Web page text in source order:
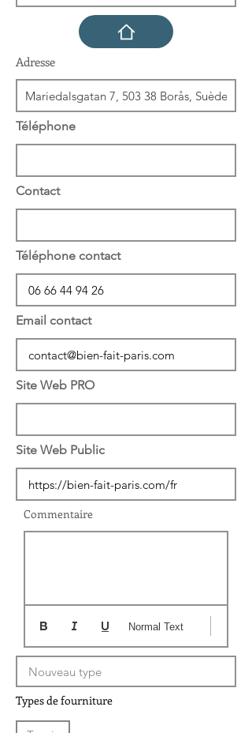
Adresse
Téléphone
Contact
Téléphone contact
Email contact
Site Web PRO
Site Web Public
Commentaire
Normal Text
Types de fourniture